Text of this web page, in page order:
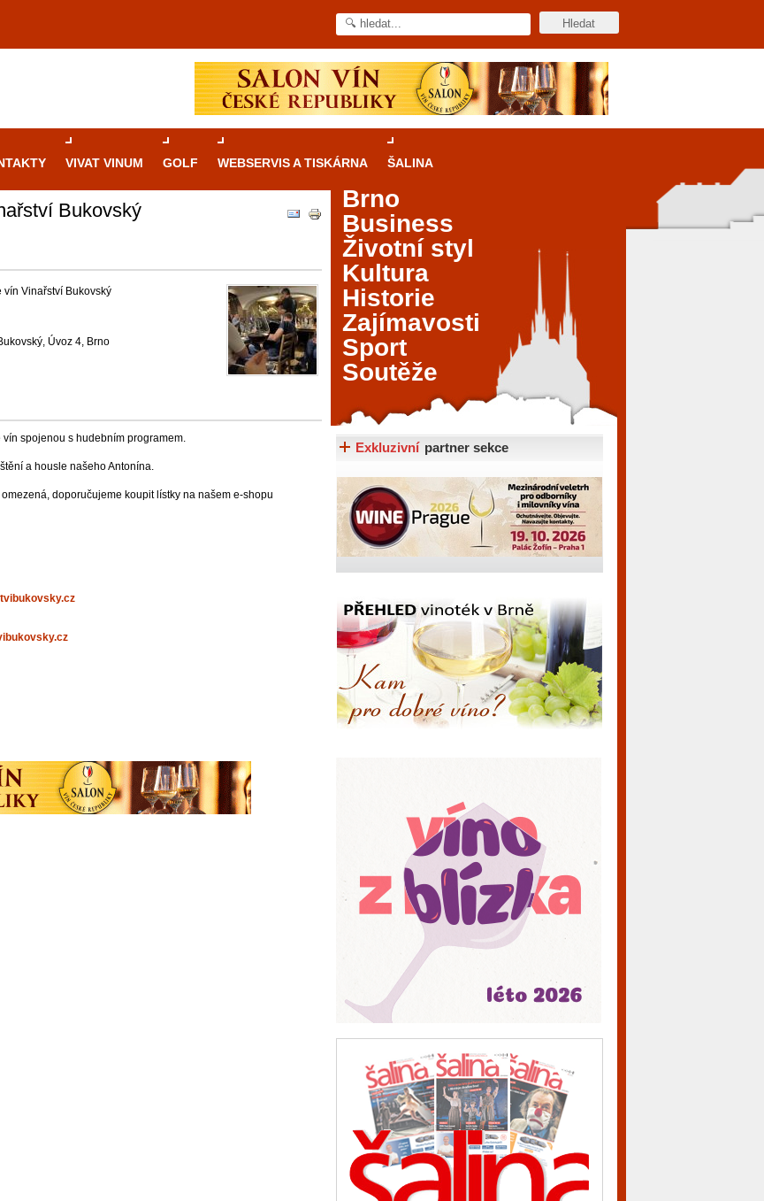
VIVAT VINUM GOLF WEBSERVIS A TISKÁRNA ŠALINA
Bukovský
vín Vinařství Bukovský
Úvoz 4, Brno
spojenou s hudebním programem.
a housle našeho Antonína.
doporučujeme koupit lístky na našem e-shopu
kasinovými hrami v Brně: Od
Brno je městem známým pro zajímavé památky, skvělé
restaurace, divadla a univerzity. Mimo jiné je ale také
místem, kde si můžete legálně a bezpečně vyzkoušet
různé kasinové hry. V neustále kvetoucí moravské
metropoli naleznete širokou nabídku her od klasické
rulety až po moderní automaty jak pro pravidelné
Brno
Business
Životní styl
Kultura
Historie
Zajímavosti
Sport
Soutěže
Exkluzivní partner sekce